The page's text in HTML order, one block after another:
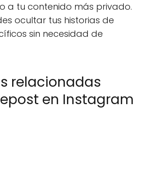
a tu contenido más privado.
ocultar tus historias de
sin necesidad de
relacionadas
en Instagram